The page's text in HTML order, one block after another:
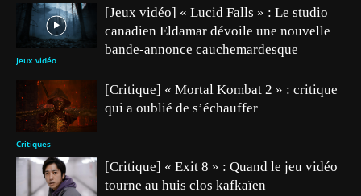
Jeux vidéo
[Jeux vidéo] « Lucid Falls » : Le studio
canadien Eldamar dévoile une nouvelle
bande-annonce cauchemardesque
Critiques
[Critique] « Mortal Kombat 2 » : critique
qui a oublié de s’échauffer
[Critique] « Exit 8 » : Quand le jeu vidéo
tourne au huis clos kafkaïen